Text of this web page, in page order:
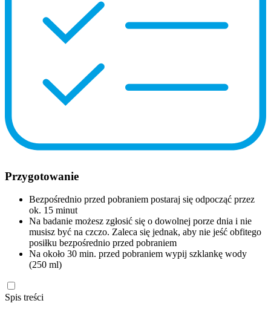
Przygotowanie
Bezpośrednio przed pobraniem postaraj się odpocząć przez
ok. 15 minut
Na badanie możesz zgłosić się o dowolnej porze dnia i nie
musisz być na czczo. Zaleca się jednak, aby nie jeść obfitego
posiłku bezpośrednio przed pobraniem
Na około 30 min. przed pobraniem wypij szklankę wody
(250 ml)
Spis treści